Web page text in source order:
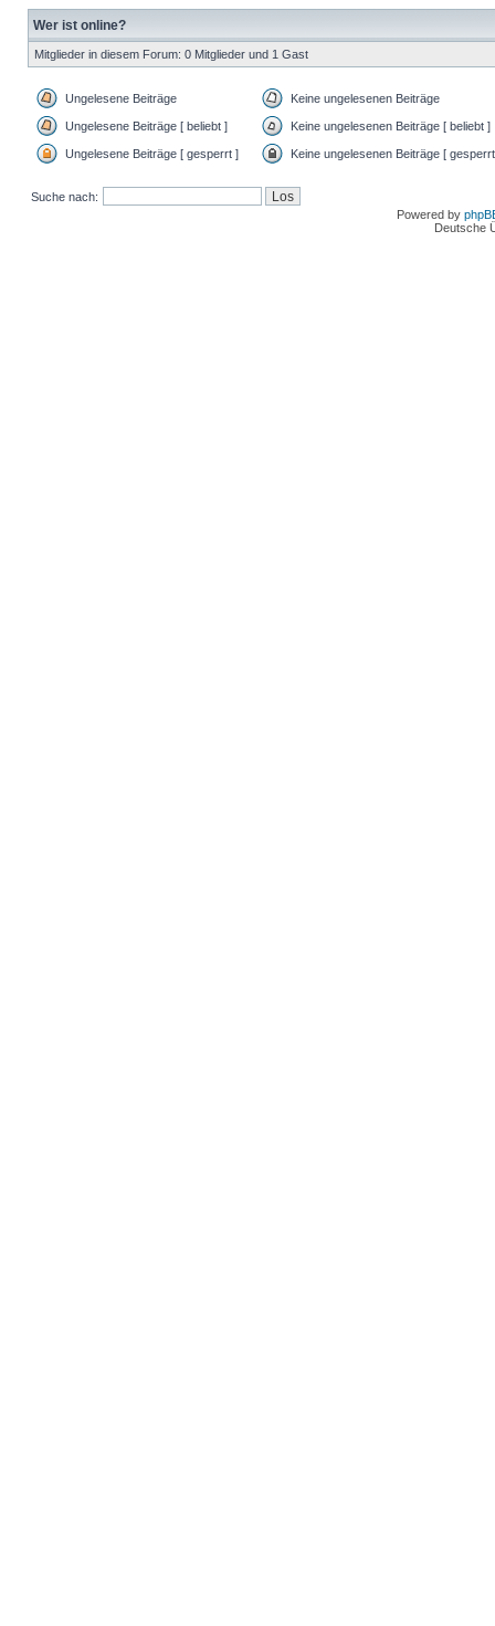
Wer ist online?
Mitglieder in diesem Forum: 0 Mitglieder und 1 Gast
Ungelesene Beiträge Keine ungelesenen Beiträge
Ungelesene Beiträge [ beliebt ] Keine ungelesenen Beiträge [ beliebt ]
Ungelesene Beiträge [ gesperrt ] Keine ungelesenen Beiträge [
Suche nach:
Powered by
Deutsche